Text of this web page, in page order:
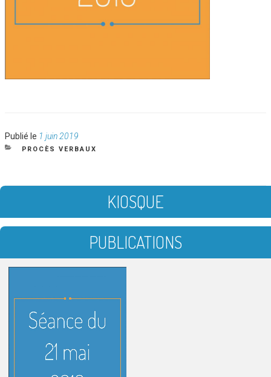
Publié le Publié
le
1 juin 2019
CATÉGORIES
PROCÈS VERBAUX
KIOSQUE
PUBLICATIONS